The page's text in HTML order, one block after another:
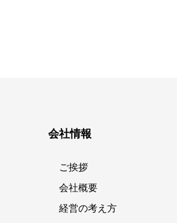
会社情報
ご挨拶
会社概要
経営の考え方